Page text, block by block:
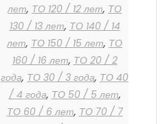
лет, ТО 120 / 12 лет, ТО
130 / 13 лет, ТО 140 / 14
лет, ТО 150 / 15 лет, ТО
160 / 16 лет, ТО 20 / 2
года, ТО 30 / 3 года, ТО 40
/ 4 года, ТО 50 / 5 лет,
ТО 60 / 6 лет, ТО 70 / 7